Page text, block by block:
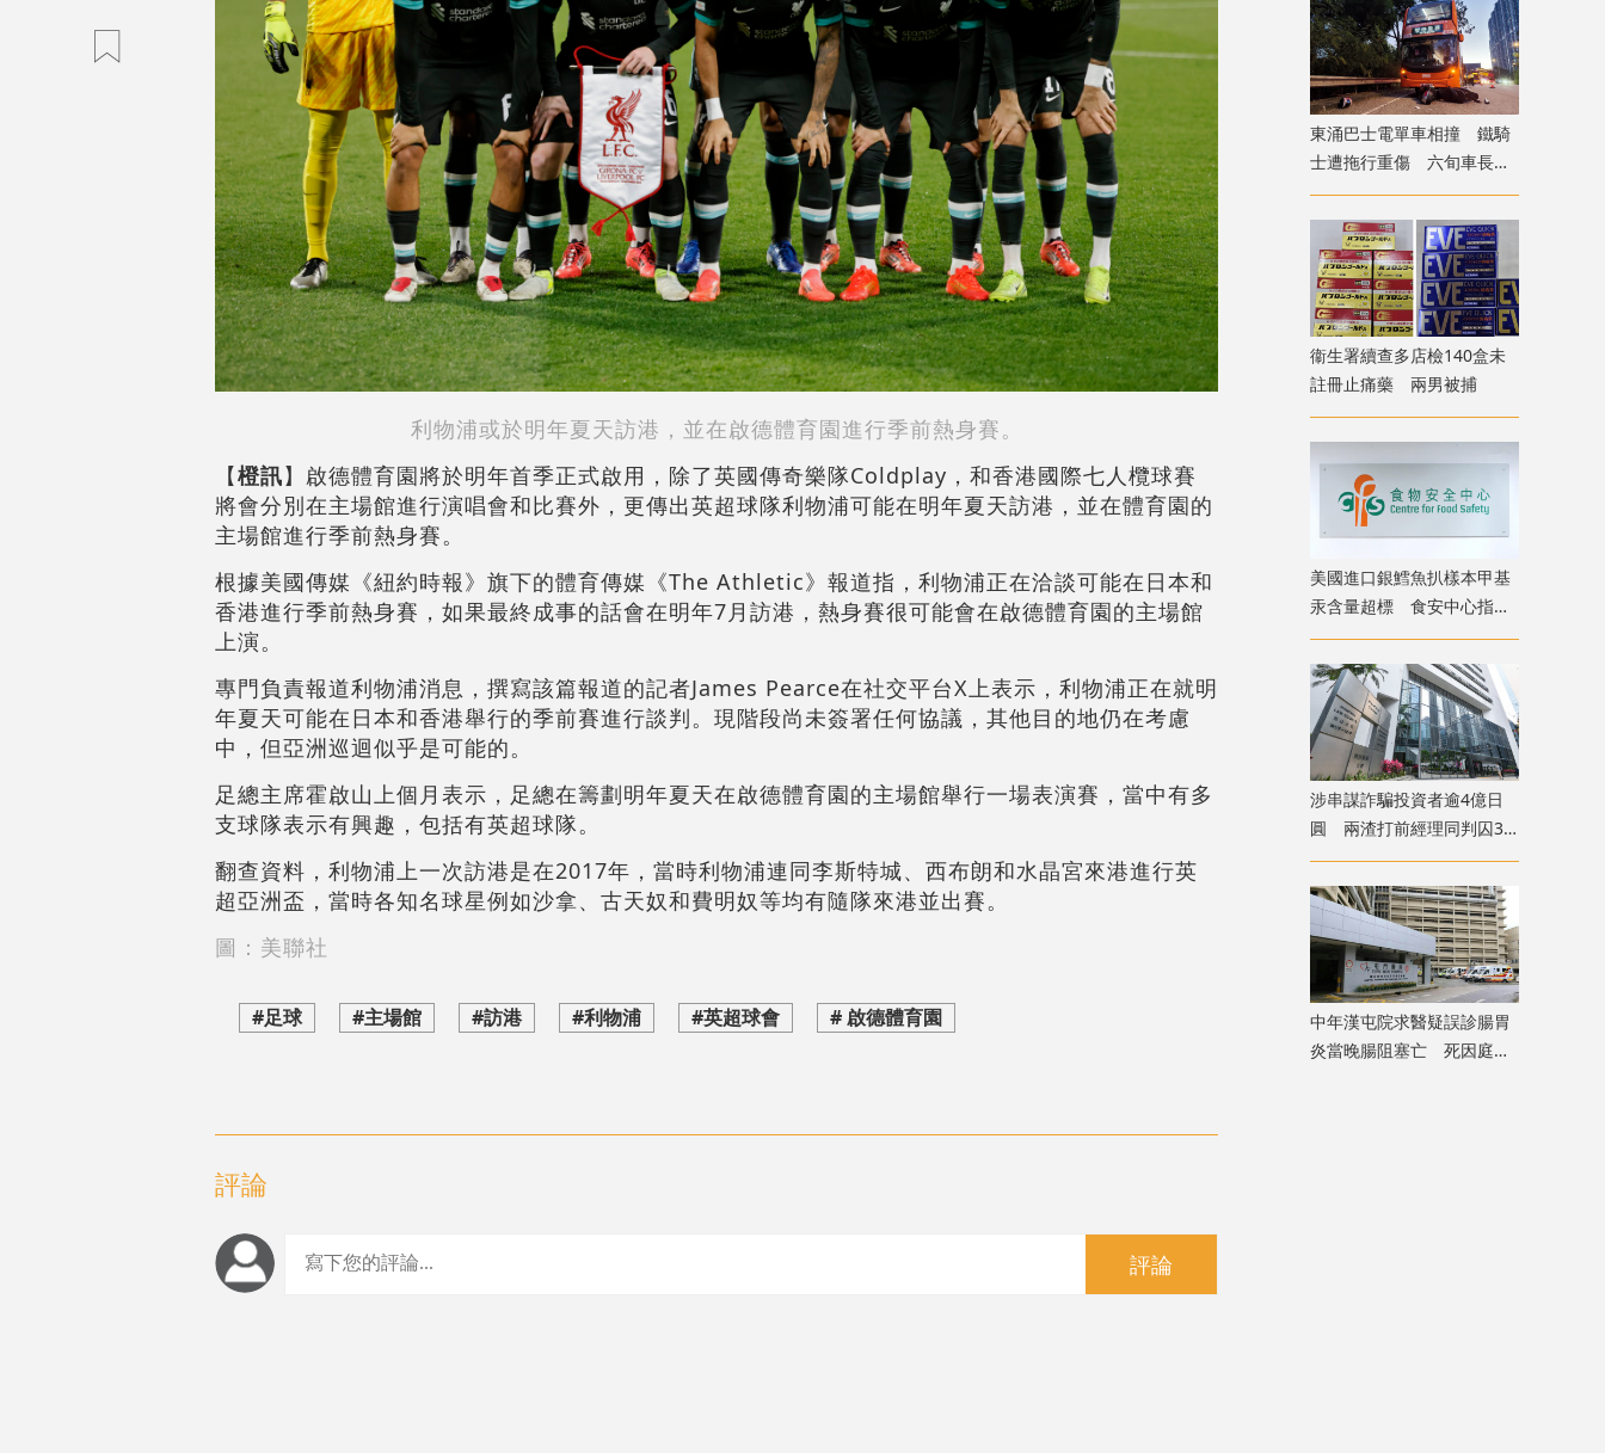
利物浦或於明年夏天訪港，並在啟德體育園進行季前熱身賽。
【橙訊】啟德體育園將於明年首季正式啟用，除了英國傳奇樂隊Coldplay，和香港國際七人欖球賽
將會分別在主場館進行演唱會和比賽外，更傳出英超球隊利物浦可能在明年夏天訪港，並在體育園的
主場館進行季前熱身賽。
根據美國傳媒《紐約時報》旗下的體育傳媒《The Athletic》報道指，利物浦正在洽談可能在日本和
香港進行季前熱身賽，如果最終成事的話會在明年7月訪港，熱身賽很可能會在啟德體育園的主場館
上演。
專門負責報道利物浦消息，撰寫該篇報道的記者James Pearce在社交平台X上表示，利物浦正在就明
年夏天可能在日本和香港舉行的季前賽進行談判。現階段尚未簽署任何協議，其他目的地仍在考慮
中，但亞洲巡迴似乎是可能的。
足總主席霍啟山上個月表示，足總在籌劃明年夏天在啟德體育園的主場館舉行一場表演賽，當中有多
支球隊表示有興趣，包括有英超球隊。
翻查資料，利物浦上一次訪港是在2017年，當時利物浦連同李斯特城、西布朗和水晶宮來港進行英
超亞洲盃，當時各知名球星例如沙拿、古天奴和費明奴等均有隨隊來港並出賽。
圖：美聯社
#足球 #主場館 #訪港 #利物浦 #英超球會 # 啟德體育園
評論
評論
東涌巴士電單車相撞 鐵騎
士遭拖行重傷 六旬車長涉
危駕被捕
衞生署續查多店檢140盒未
註冊止痛藥 兩男被捕
美國進口銀鱈魚扒樣本甲基
汞含量超標 食安中心指令
下架
涉串謀詐騙投資者逾4億日
圓 兩渣打前經理同判囚3
年
中年漢屯院求醫疑誤診腸胃
炎當晚腸阻塞亡 死因庭展